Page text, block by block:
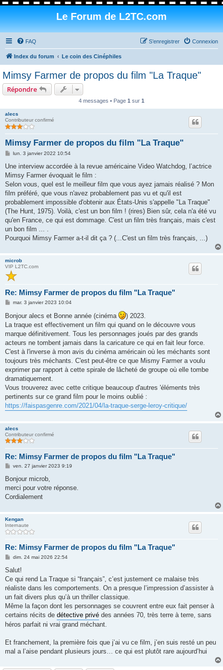
Le Forum de L2TC.com
FAQ Connexion
S’enregistrer
Index du forum Le coin des Cinéphiles
Mimsy Farmer de propos du film "La Traque"
Répondre
4 messages • Page 1 sur 1
alecs
Contributeur confirmé
Mimsy Farmer de propos du film "La Traque"
M
s
a
g
lun. 3 janvier 2022 10:54
Une interview accordée à la revue américaine Video Watchdog, l’actrice
Mimsy Farmer évoquait le film :
Selon vous, quel est le meilleur film que vous ayez jamais réalisé ? Mon
film préféré, que vous n'avez probablement pas vu et qu'il est
probablement impossible d'obtenir aux États-Unis s'appelle "La Traque"
(The Hunt, 1975). Voilà, c'est un bon film ! (rires) Bien sûr, cela n'a été vu
qu'en France, ce qui est dommage. C'est un film très français, mais c'est
un bon film ... .
Pourquoi Mimsy Farmer a-t-il dit ça ? (...C'est un film très français, ...)
microb
VIP L2TC.com
Re: Mimsy Farmer de propos du film "La Traque"
M
s
s
a
g
e
mar. 3 janvier 2023 10:04
Bonjour alecs et Bonne année (cinéma
) 2023.
La traque est effectivement un film qui quand on le découvre vous
marque définitivement. Tous les personnages joués par des grands
acteurs ne tombent jamais dans la caricature ce qui en fait leur force.
C'est à l'inverse à mon avis du cinéma américain où les méchants sont
toujours très méchants. C'est peut-être ce que Mismy Farmer a voulu
exprimer par rapport à cette spirale de lâcheté de groupe où elle tombe
dramatiquement.
Vous trouverez avec cette critique beaucoup d'autres 'éléments très
pertinents sur ce grand film pour le moins oublié :
https://faispasgenre.com/2021/04/la-traque-serge-leroy-critique/
alecs
Contributeur confirmé
Re: Mimsy Farmer de propos du film "La Traque"
M
s
a
g
ven. 27 janvier 2023 9:19
Bonjour microb,
merci pour votre réponse.
Сordialement
Kengan
Internaute
Re: Mimsy Farmer de propos du film "La Traque"
M
s
a
g
dim. 24 mai 2026 22:54
Salut!
Ce qui rend La Traque si “français”, c’est justement ce malaise très
réaliste dans les comportements. On a presque l’impression d’assister à
un fait divers plus qu’à un thriller classique.
Même la façon dont les personnages se couvrent entre eux fait penser à
certains récits de détective privé des années 70, très terre à terre, sans
héros parfait ni vrai grand méchant.
Et franchement, la première fois que j’ai vu ce film, j’en suis resté un peu
mal a l’aise pendant plusieurs jours… ce qui est plutôt rare aujourd’hui